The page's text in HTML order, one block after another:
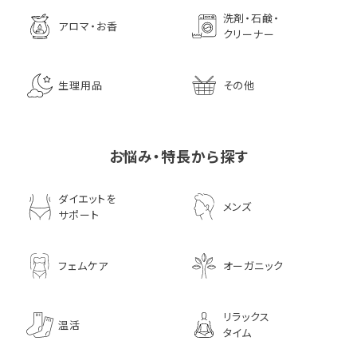
アロマ・お香
洗剤・石鹸・
クリーナー
生理用品 その他
お悩み・特長から探す
ダイエットを
サポート
メンズ
フェムケア オーガニック
温活
リラックス
タイム